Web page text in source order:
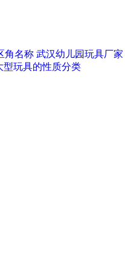
角名称 武汉幼儿园玩具厂家
型玩具的性质分类